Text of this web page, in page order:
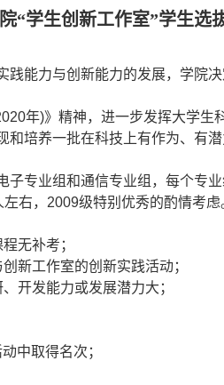
“学生创新工作室”学生选
能力与创新能力的发展，学院决
年)》精神，进一步发挥大学生
培养一批在科技上有作为、有潜
子专业组和通信专业组，每个专业
左右， 2009级特别优秀的酌情考虑
无补考；
新工作室的创新实践活动；
开发能力或发展潜力大；
中取得名次；